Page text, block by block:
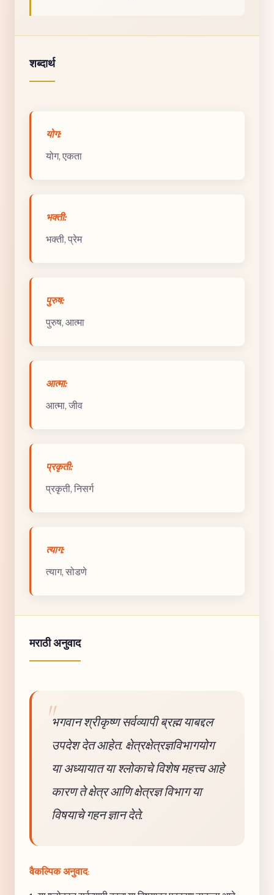
शब्दार्थ
योग:
योग, एकता
भक्ती:
भक्ती, प्रेम
पुरुष:
पुरुष, आत्मा
आत्मा:
आत्मा, जीव
प्रकृती:
प्रकृती, निसर्ग
त्याग:
त्याग, सोडणे
मराठी अनुवाद
भगवान श्रीकृष्ण सर्वव्यापी ब्रह्म याबद्दल
उपदेश देत आहेत. क्षेत्रक्षेत्रज्ञविभागयोग
या अध्यायात या श्लोकाचे विशेष महत्त्व आहे
कारण ते क्षेत्र आणि क्षेत्रज्ञ विभाग या
विषयाचे गहन ज्ञान देते.
वैकल्पिक अनुवाद: